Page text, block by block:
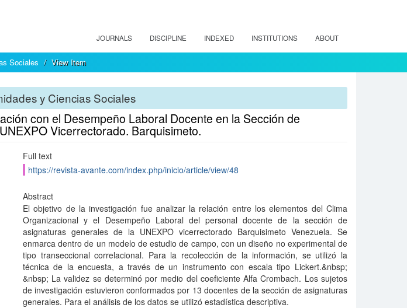
JOURNALS DISCIPLINE INDEXED INSTITUTIONS ABOUT
Sociales View Item
y Ciencias Sociales
con el Desempeño Laboral Docente en la Sección de
Vicerrectorado. Barquisimeto.
Full text
https://revista-avante.com/index.php/inicio/article/view/48
Abstract
El objetivo de la investigación fue analizar la relación entre los elementos del Clima
Organizacional y el Desempeño Laboral del personal docente de la sección de
asignaturas generales de la UNEXPO vicerrectorado Barquisimeto Venezuela. Se
enmarca dentro de un modelo de estudio de campo, con un diseño no experimental de
tipo transeccional correlacional. Para la recolección de la información, se utilizó la
técnica de la encuesta, a través de un instrumento con escala tipo Lickert.&nbsp;
&nbsp; La validez se determinó por medio del coeficiente Alfa Crombach. Los sujetos
de investigación estuvieron conformados por 13 docentes de la sección de asignaturas
generales. Para el análisis de los datos se utilizó estadística descriptiva.